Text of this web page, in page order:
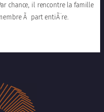
chance, il rencontre la famille
Ã part entiÃ¨re.